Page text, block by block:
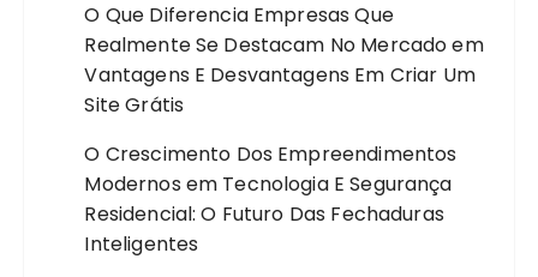
O Que Diferencia Empresas Que
Realmente Se Destacam No Mercadoem
Vantagens E Desvantagens Em Criar Um
Site Grátis
O Crescimento Dos Empreendimentos
Modernos em Tecnologia E Segurança
Residencial: O Futuro Das Fechaduras
Inteligentes